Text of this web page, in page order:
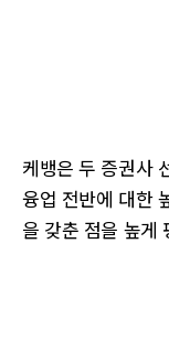
케뱅은 두 증권사
융업 전반에 대한
을 갖춘 점을 높게